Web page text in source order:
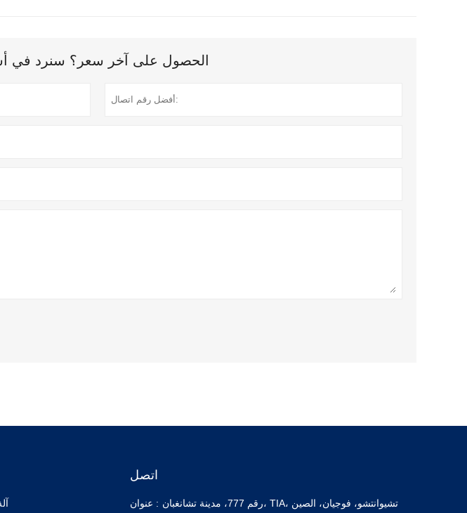
الحصول على آخر سعر؟ سنرد في أسرع
اتصل
عنوان : رقم 777، مدينة تشانغبان، TIA، تشيوانتشو، فوجيان، الصين